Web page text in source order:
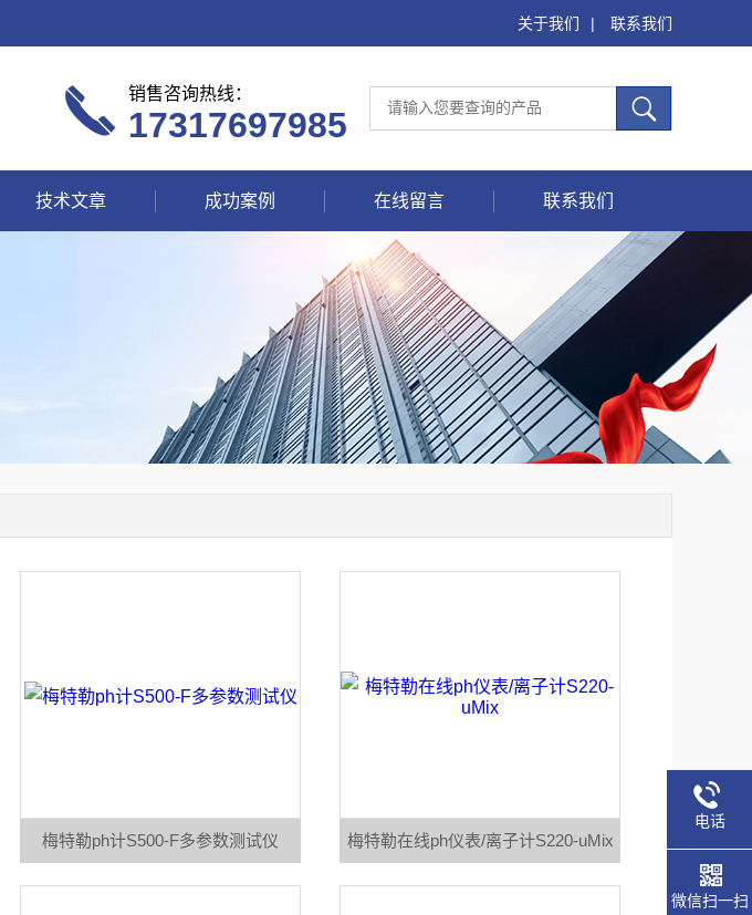
关于我们 | 联系我们
销售咨询热线：
17317697985
技术文章 成功案例 在线留言 联系我们
梅特勒ph计S500-F多参数测试仪 梅特勒在线ph仪表/离子计S220-uMix
电话
微信扫一扫